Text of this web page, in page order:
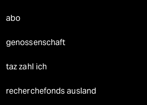
abo
genossenschaft
taz zahl ich
recherchefonds ausland